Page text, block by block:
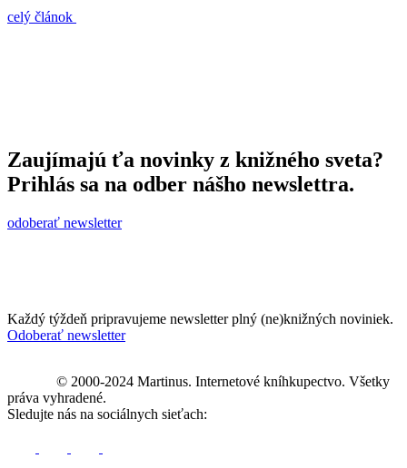
celý článok
Zaujímajú ťa novinky z knižného sveta?
Prihlás sa na odber nášho newslettra.
odoberať newsletter
Každý týždeň pripravujeme newsletter plný (ne)knižných noviniek.
Odoberať newsletter
© 2000-2024 Martinus. Internetové kníhkupectvo. Všetky
práva vyhradené.
Sledujte nás na sociálnych sieťach: